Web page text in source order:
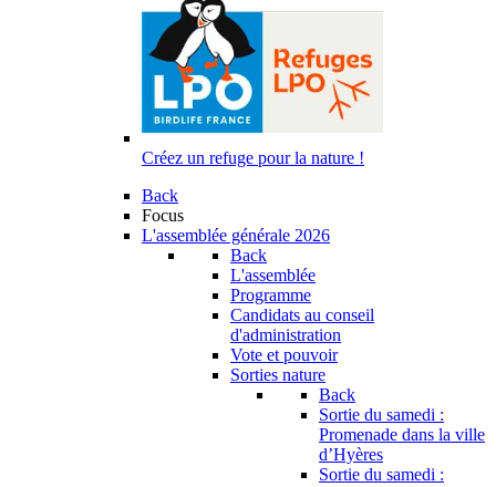
Créez un refuge pour la nature !
Back
Focus
L'assemblée générale 2026
Back
L'assemblée
Programme
Candidats au conseil
d'administration
Vote et pouvoir
Sorties nature
Back
Sortie du samedi :
Promenade dans la ville
d’Hyères
Sortie du samedi :